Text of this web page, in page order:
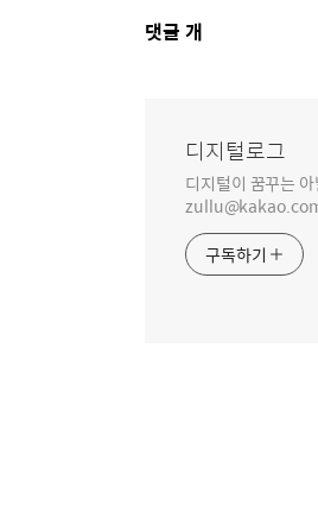
댓
댓글 개
디지털로그
디지털이 꿈꾸는
구독하기